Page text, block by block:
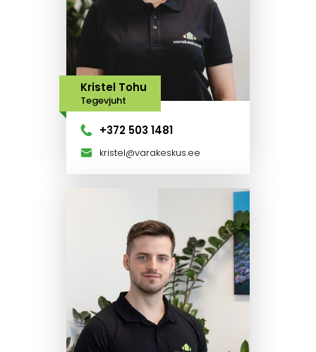
Kristel Tohu
Tegevjuht
+372 503 1481
kristel@varakeskus.ee